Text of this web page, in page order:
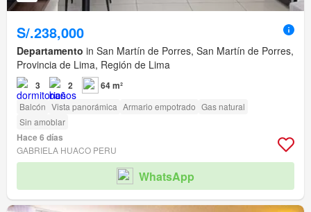
S/.238,000
Departamento in San Martín de Porres, San Martín de Porres,
Provincia de Lima, Región de Lima
3 2 64 m²
Balcón Vista panorámica Armario empotrado Gas natural
Sin amoblar
Hace 6 días
GABRIELA HUACO PERU
WhatsApp